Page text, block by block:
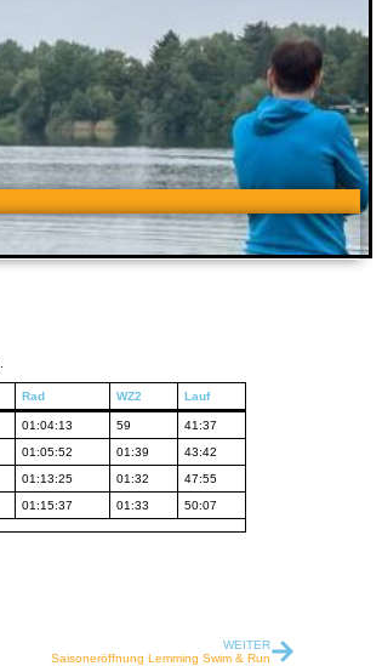
Rad WZ2 Lauf
01:04:13 59
41:37
01:05:52 01:39
43:42
01:13:25 01:32
47:55
01:15:37 01:33 50:07
WEITER
Saisoneröffnung Lemming Swim & Run